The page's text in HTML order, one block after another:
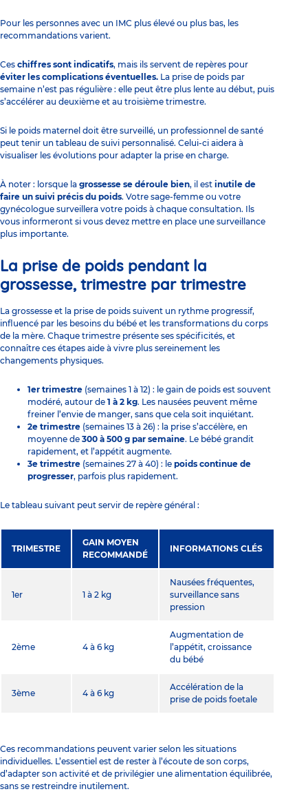
Pour les personnes avec un IMC plus élevé ou plus bas, les
recommandations varient.
Ces chiffres sont indicatifs, mais ils servent de repères pour
éviter les complications éventuelles. La prise de poids par
semaine n’est pas régulière : elle peut être plus lente au début, puis
s’accélérer au deuxième et au troisième trimestre.
Si le poids maternel doit être surveillé, un professionnel de santé
peut tenir un tableau de suivi personnalisé. Celui-ci aidera à
visualiser les évolutions pour adapter la prise en charge.
À noter : lorsque la grossesse se déroule bien, il est inutile de
faire un suivi précis du poids. Votre sage-femme ou votre
gynécologue surveillera votre poids à chaque consultation. Ils
vous informeront si vous devez mettre en place une surveillance
plus importante.
La prise de poids pendant la
grossesse, trimestre par trimestre
La grossesse et la prise de poids suivent un rythme progressif,
influencé par les besoins du bébé et les transformations du corps
de la mère. Chaque trimestre présente ses spécificités, et
connaître ces étapes aide à vivre plus sereinement les
changements physiques.
1er trimestre (semaines 1 à 12) : le gain de poids est souvent
modéré, autour de 1 à 2 kg. Les nausées peuvent même
freiner l’envie de manger, sans que cela soit inquiétant.
2e trimestre (semaines 13 à 26) : la prise s’accélère, en
moyenne de 300 à 500 g par semaine. Le bébé grandit
rapidement, et l’appétit augmente.
3e trimestre (semaines 27 à 40) : le poids continue de
progresser, parfois plus rapidement.
Le tableau suivant peut servir de repère général :
TRIMESTRE
GAIN MOYEN
RECOMMANDÉ
INFORMATIONS CLÉS
1er 1 à 2 kg
Nausées fréquentes,
surveillance sans
pression
2ème 4 à 6 kg
Augmentation de
l’appétit, croissance
du bébé
3ème 4 à 6 kg
Accélération de la
prise de poids foetale
Ces recommandations peuvent varier selon les situations
individuelles. L’essentiel est de rester à l’écoute de son corps,
d’adapter son activité et de privilégier une alimentation équilibrée,
sans se restreindre inutilement.